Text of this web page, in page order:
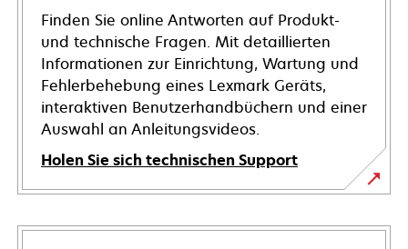
Finden Sie online Antworten auf Produkt-
und technische Fragen. Mit detaillierten
Informationen zur Einrichtung, Wartung und
Fehlerbehebung eines Lexmark Geräts,
interaktiven Benutzerhandbüchern und einer
Auswahl an Anleitungsvideos.
Holen Sie sich technischen Support
wird
in